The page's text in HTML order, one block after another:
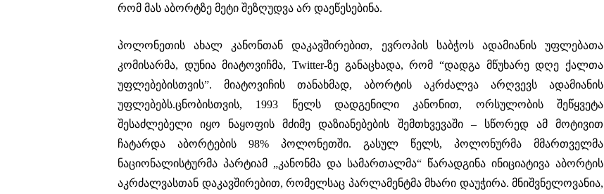
რომ მას აბორტზე მეტი შეზღუდვა არ დაეწესებინა.
პოლონეთის ახალ კანონთან დაკავშირებით, ევროპის საბჭოს ადამიანის უფლებათა
კომისარმა, დუნია მიატოვიჩმა, Twitter-ზე განაცხადა, რომ “დადგა მწუხარე დღე ქალთა
უფლებებისთვის”. მიატოვიჩის თანახმად, აბორტის აკრძალვა არღვევს ადამიანის
უფლებებს.ცნობისთვის, 1993 წელს დადგენილი კანონით, ორსულობის შეწყვეტა
შესაძლებელი იყო ნაყოფის მძიმე დაზიანებების შემთხვევაში – სწორედ ამ მოტივით
ჩატარდა აბორტების 98% პოლონეთში. გასულ წელს, პოლონურმა მმართველმა
ნაციონალისტურმა პარტიამ „კანონმა და სამართალმა“ წარადგინა ინიციატივა აბორტის
აკრძალვასთან დაკავშირებით, რომელსაც პარლამენტმა მხარი დაუჭირა. მნიშვნელოვანია,